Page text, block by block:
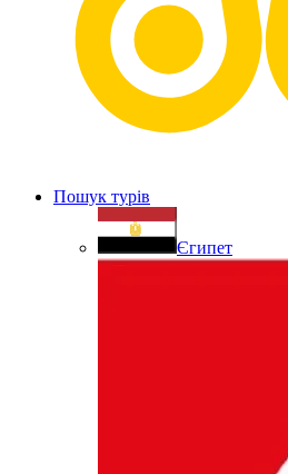
Пошук турів
Єгипет